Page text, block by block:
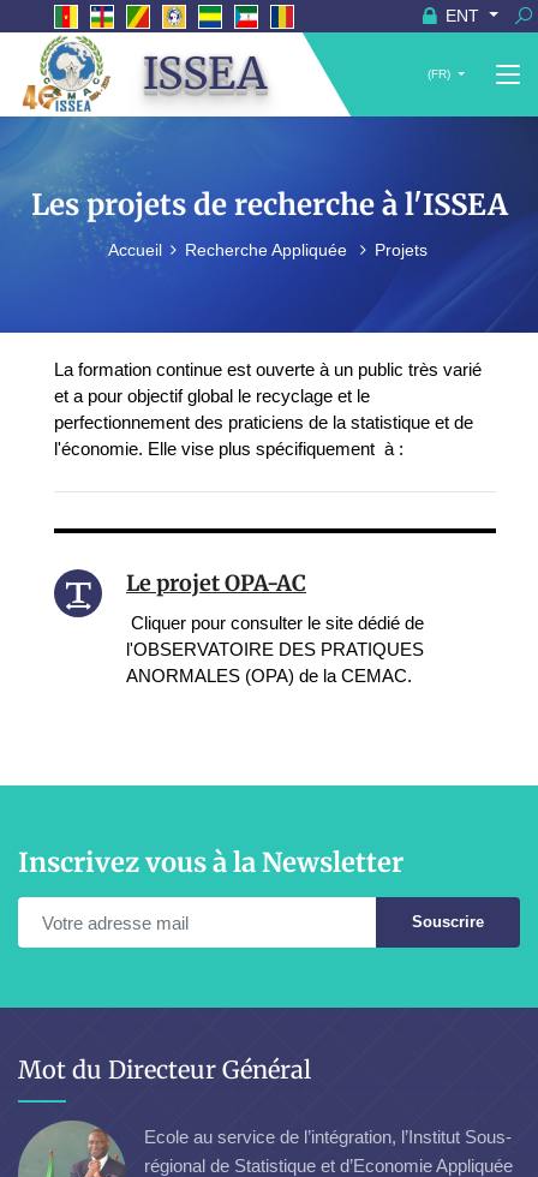
ENT
ISSEA (FR)
Les projets de recherche à l'ISSEA
Accueil Recherche Appliquée Projets
La formation continue est ouverte à un public très varié
et a pour objectif global le recyclage et le
perfectionnement des praticiens de la statistique et de
l'économie. Elle vise plus spécifiquement à :
Le projet OPA-AC
Cliquer pour consulter le site dédié de
l'OBSERVATOIRE DES PRATIQUES
ANORMALES (OPA) de la CEMAC.
Inscrivez vous à la Newsletter
Souscrire
Mot du Directeur Général
Ecole au service de l’intégration, l’Institut Sous-
régional de Statistique et d’Economie Appliquée